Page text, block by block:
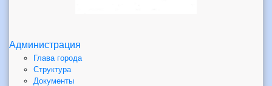
Администрация
Глава города
Структура
Документы